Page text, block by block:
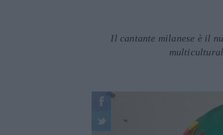
Il cantante milanese è il